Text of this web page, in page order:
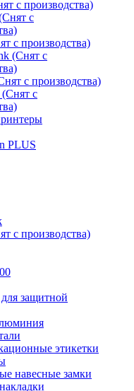
с производства)
с
с производства)
(Снят с
с производства)
с
PLUS
с производства)
защитной
этикетки
навесные замки